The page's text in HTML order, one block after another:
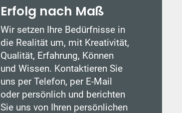
Erfolg nach Maß
Wir setzen Ihre Bedürfnisse in
die Realität um, mit Kreativität,
Qualität, Erfahrung, Können
und Wissen. Kontaktieren Sie
uns per Telefon, per E-Mail
oder persönlich und berichten
Sie uns von Ihren persönlichen